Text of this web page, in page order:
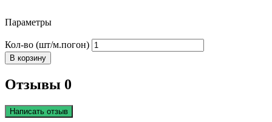
Параметры
Кол-во (шт/м.погон)
В корзину
Отзывы 0
Написать отзыв